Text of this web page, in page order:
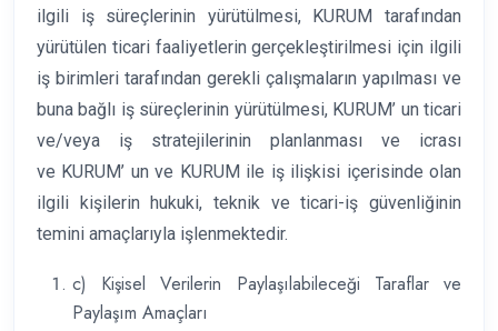
ilgili iş süreçlerinin yürütülmesi, KURUM tarafından
yürütülen ticari faaliyetlerin gerçekleştirilmesi için ilgili
iş birimleri tarafından gerekli çalışmaların yapılması ve
buna bağlı iş süreçlerinin yürütülmesi, KURUM’ un ticari
ve/veya iş stratejilerinin planlanması ve icrası
ve KURUM’ un ve KURUM ile iş ilişkisi içerisinde olan
ilgili kişilerin hukuki, teknik ve ticari-iş güvenliğinin
temini amaçlarıyla işlenmektedir.
c) Kişisel Verilerin Paylaşılabileceği Taraflar ve
Paylaşım Amaçları